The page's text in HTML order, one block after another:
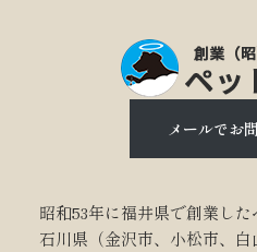
メールでお
昭和53年に福井県で創業した
石川県（金沢市、小松市、